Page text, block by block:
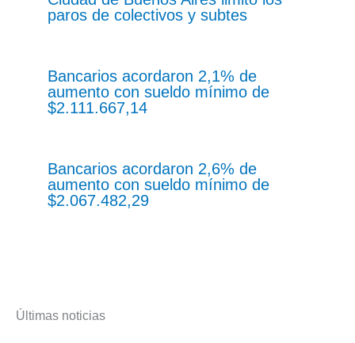
paros de colectivos y subtes
Bancarios acordaron 2,1% de
aumento con sueldo mínimo de
$2.111.667,14
Bancarios acordaron 2,6% de
aumento con sueldo mínimo de
$2.067.482,29
Últimas noticias